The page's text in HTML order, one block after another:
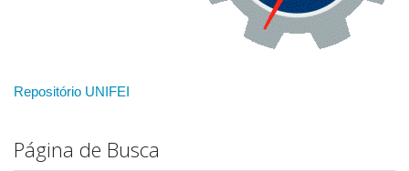
Repositório UNIFEI
Página de Busca